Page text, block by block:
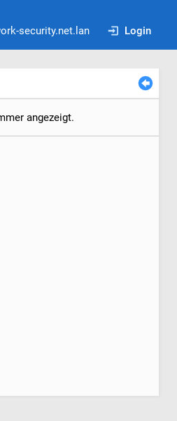
security.net.lan Login
angezeigt.